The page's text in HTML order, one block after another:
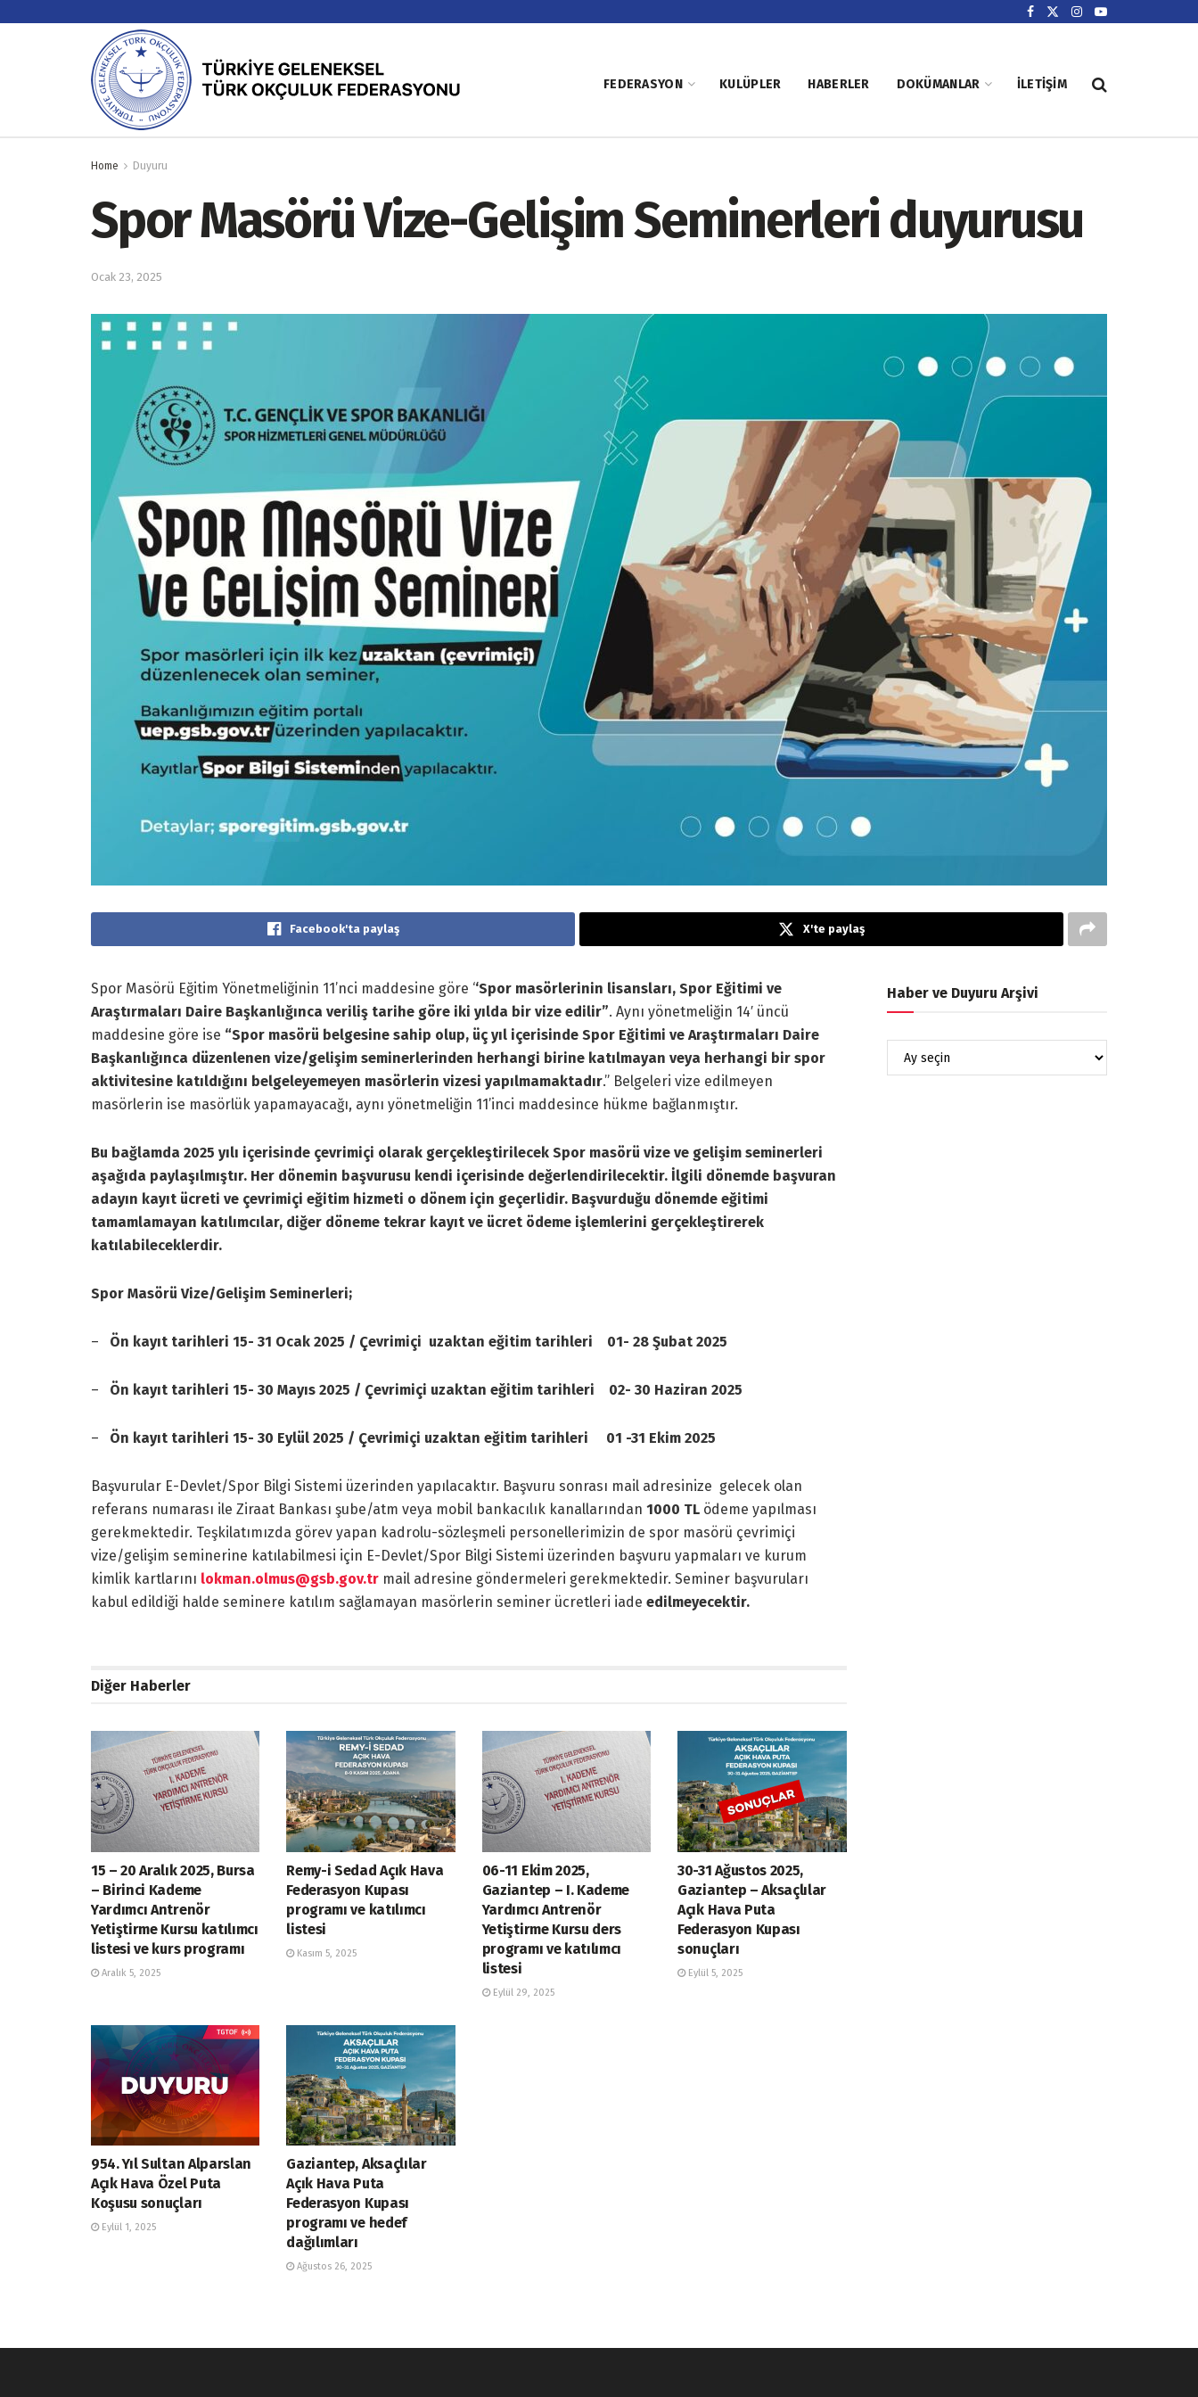
FEDERASYON KULÜPLER HABERLER DOKÜMANLAR İLETIŞIM
Home Duyuru
Spor Masörü Vize-Gelişim Seminerleri duyurusu
Ocak 23, 2025
Facebook'ta paylaş X'te paylaş
Spor Masörü Eğitim Yönetmeliğinin 11’nci maddesine göre ‘‘Spor masörlerinin lisansları, Spor Eğitimi ve
Araştırmaları Daire Başkanlığınca veriliş tarihe göre iki yılda bir vize edilir”. Aynı yönetmeliğin 14′ üncü
maddesine göre ise “Spor masörü belgesine sahip olup, üç yıl içerisinde Spor Eğitimi ve Araştırmaları Daire
Başkanlığınca düzenlenen vize/gelişim seminerlerinden herhangi birine katılmayan veya herhangi bir spor
aktivitesine katıldığını belgeleyemeyen masörlerin vizesi yapılmamaktadır.” Belgeleri vize edilmeyen
masörlerin ise masörlük yapamayacağı, aynı yönetmeliğin 11’inci maddesince hükme bağlanmıştır.
Bu bağlamda 2025 yılı içerisinde çevrimiçi olarak gerçekleştirilecek Spor masörü vize ve gelişim seminerleri
aşağıda paylaşılmıştır. Her dönemin başvurusu kendi içerisinde değerlendirilecektir. İlgili dönemde başvuran
adayın kayıt ücreti ve çevrimiçi eğitim hizmeti o dönem için geçerlidir. Başvurduğu dönemde eğitimi
tamamlamayan katılımcılar, diğer döneme tekrar kayıt ve ücret ödeme işlemlerini gerçekleştirerek
katılabileceklerdir.
Spor Masörü Vize/Gelişim Seminerleri;
– Ön kayıt tarihleri 15- 31 Ocak 2025 / Çevrimiçi uzaktan eğitim tarihleri 01- 28 Şubat 2025
– Ön kayıt tarihleri 15- 30 Mayıs 2025 / Çevrimiçi uzaktan eğitim tarihleri 02- 30 Haziran 2025
– Ön kayıt tarihleri 15- 30 Eylül 2025 / Çevrimiçi uzaktan eğitim tarihleri 01 -31 Ekim 2025
Başvurular E-Devlet/Spor Bilgi Sistemi üzerinden yapılacaktır. Başvuru sonrası mail adresinize gelecek olan
referans numarası ile Ziraat Bankası şube/atm veya mobil bankacılık kanallarından 1000 TL ödeme yapılması
gerekmektedir. Teşkilatımızda görev yapan kadrolu-sözleşmeli personellerimizin de spor masörü çevrimiçi
vize/gelişim seminerine katılabilmesi için E-Devlet/Spor Bilgi Sistemi üzerinden başvuru yapmaları ve kurum
kimlik kartlarını lokman.olmus@gsb.gov.tr mail adresine göndermeleri gerekmektedir. Seminer başvuruları
kabul edildiği halde seminere katılım sağlamayan masörlerin seminer ücretleri iade edilmeyecektir.
Diğer Haberler
15 – 20 Aralık 2025, Bursa
– Birinci Kademe
Yardımcı Antrenör
Yetiştirme Kursu katılımcı
listesi ve kurs programı
Aralık 5, 2025
Remy-i Sedad Açık Hava
Federasyon Kupası
programı ve katılımcı
listesi
Kasım 5, 2025
06-11 Ekim 2025,
Gaziantep – I. Kademe
Yardımcı Antrenör
Yetiştirme Kursu ders
programı ve katılımcı
listesi
Eylül 29, 2025
30-31 Ağustos 2025,
Gaziantep – Aksaçlılar
Açık Hava Puta
Federasyon Kupası
sonuçları
Eylül 5, 2025
954. Yıl Sultan Alparslan
Açık Hava Özel Puta
Koşusu sonuçları
Eylül 1, 2025
Gaziantep, Aksaçlılar
Açık Hava Puta
Federasyon Kupası
programı ve hedef
dağılımları
Ağustos 26, 2025
Haber ve Duyuru Arşivi